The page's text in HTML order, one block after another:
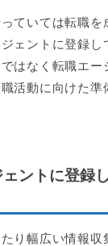
ていては転職を
ェントに登録し
はなく転職エー
活動に向けた準
ントに登録
り幅広い情報収